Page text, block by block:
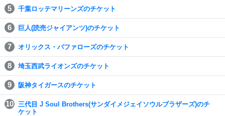
千葉ロッテマリーンズのチケット
巨人(読売ジャイアンツ)のチケット
オリックス・バファローズのチケット
埼玉西武ライオンズのチケット
阪神タイガースのチケット
三代目 J Soul Brothers(サンダイメジェイソウルブラザーズ)のチ
ケット